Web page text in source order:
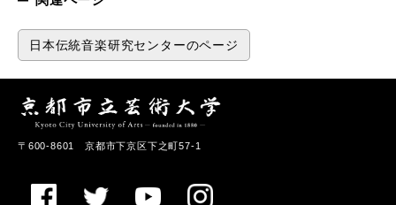
日本伝統音楽研究センターのページ
〒600-8601 京都市下京区下之町57-1